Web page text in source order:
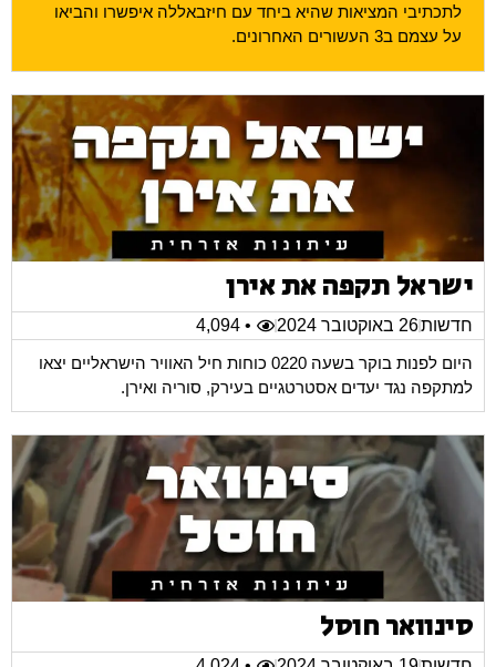
לתכתיבי המציאות שהיא ביחד עם חיזבאללה איפשרו והביאו
על עצמם ב3 העשורים האחרונים.
ישראל תקפה את אירן
חדשות26 באוקטובר 2024
• 4,094
היום לפנות בוקר בשעה 0220 כוחות חיל האוויר הישראליים יצאו
למתקפה נגד יעדים אסטרטגיים בעירק, סוריה ואירן.
סינוואר חוסל